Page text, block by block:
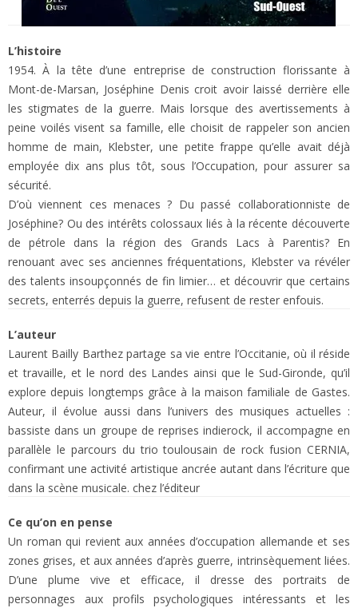
L’histoire
1954. À la tête d’une entreprise de construction florissante à
Mont-de-Marsan, Joséphine Denis croit avoir laissé derrière elle
les stigmates de la guerre. Mais lorsque des avertissements à
peine voilés visent sa famille, elle choisit de rappeler son ancien
homme de main, Klebster, une petite frappe qu’elle avait déjà
employée dix ans plus tôt, sous l’Occupation, pour assurer sa
sécurité.
D’où viennent ces menaces ? Du passé collaborationniste de
Joséphine? Ou des intérêts colossaux liés à la récente découverte
de pétrole dans la région des Grands Lacs à Parentis? En
renouant avec ses anciennes fréquentations, Klebster va révéler
des talents insoupçonnés de fin limier… et découvrir que certains
secrets, enterrés depuis la guerre, refusent de rester enfouis.
L’auteur
Laurent Bailly Barthez partage sa vie entre l’Occitanie, où il réside
et travaille, et le nord des Landes ainsi que le Sud-Gironde, qu’il
explore depuis longtemps grâce à la maison familiale de Gastes.
Auteur, il évolue aussi dans l’univers des musiques actuelles :
bassiste dans un groupe de reprises indierock, il accompagne en
parallèle le parcours du trio toulousain de rock fusion CERNIA,
confirmant une activité artistique ancrée autant dans l’écriture que
dans la scène musicale. chez l’éditeur
Ce qu’on en pense
Un roman qui revient aux années d’occupation allemande et ses
zones grises, et aux années d’après guerre, intrinsèquement liées.
D’une plume vive et efficace, il dresse des portraits de
personnages aux profils psychologiques intéressants et les